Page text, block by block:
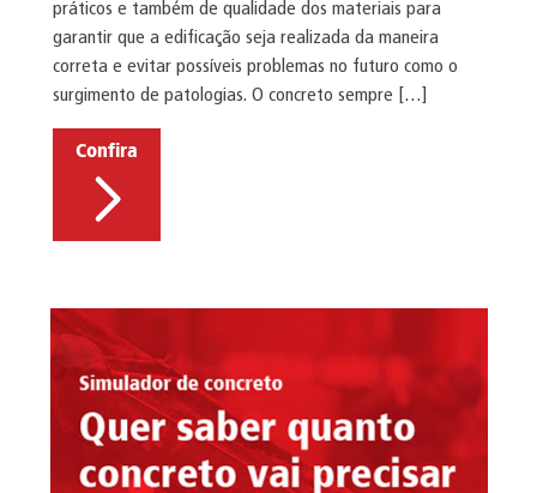
práticos e também de qualidade dos materiais para
garantir que a edificação seja realizada da maneira
correta e evitar possíveis problemas no futuro como o
surgimento de patologias. O concreto sempre […]
Confira